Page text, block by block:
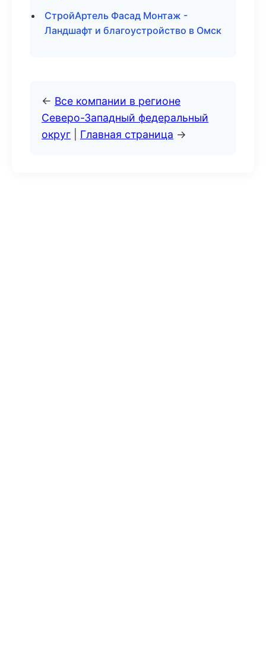
СтройАртель Фасад Монтаж -
Ландшафт и благоустройство в Омск
← Все компании в регионе
Северо-Западный федеральный
округ
Главная страница →